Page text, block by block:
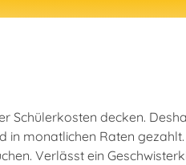
Schülerkosten decken.
monatlichen Raten
Verlässt ein